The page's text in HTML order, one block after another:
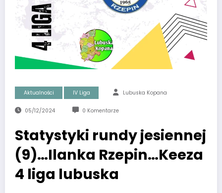
Aktualności IV Liga Lubuska Kopana
05/12/2024 0 Komentarze
Statystyki rundy jesiennej
(9)…Ilanka Rzepin…Keeza
4 liga lubuska